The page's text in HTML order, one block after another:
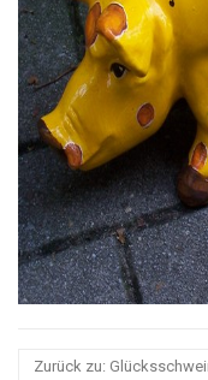
Zurück zu: